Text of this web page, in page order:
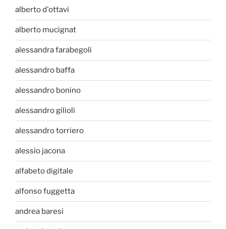
alberto d'ottavi
alberto mucignat
alessandra farabegoli
alessandro baffa
alessandro bonino
alessandro gilioli
alessandro torriero
alessio jacona
alfabeto digitale
alfonso fuggetta
andrea baresi